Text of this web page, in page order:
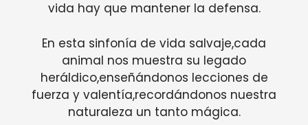
vida hay que mantener la defensa.
En esta sinfonía de vida salvaje,cada
animal nos muestra su legado
heráldico,enseñándonos lecciones de
fuerza y valentía,recordándonos nuestra
naturaleza un tanto mágica.